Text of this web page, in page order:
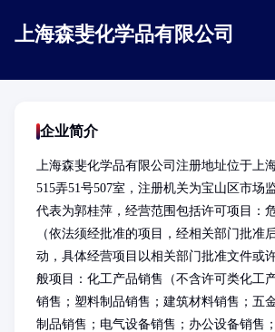
上海森斐化学品有限公司
企业简介
上海森斐化学品有限公司注册地址位于上
515弄51号507室，注册机关为宝山区市场
代表为郭桂萍，经营范围包括许可项目：
（依法须经批准的项目，经相关部门批准
动，具体经营项目以相关部门批准文件或
般项目：化工产品销售（不含许可类化工
销售；塑料制品销售；建筑材料销售；五
制品销售；电气设备销售；办公设备销售